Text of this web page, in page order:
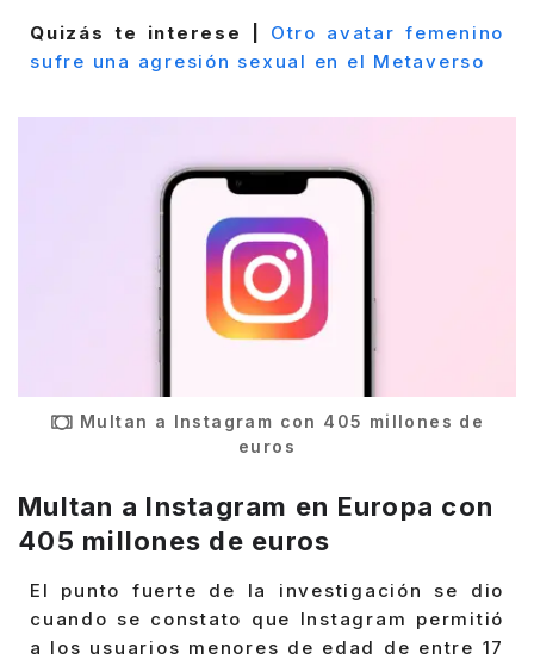
Quizás te interese | Otro avatar femenino
sufre una agresión sexual en el Metaverso
Multan a Instagram con 405 millones de
euros
Multan a Instagram en Europa con
405 millones de euros
El punto fuerte de la investigación se dio
cuando se constato que Instagram permitió
a los usuarios menores de edad de entre 17